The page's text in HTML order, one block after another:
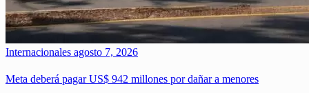
Internacionales agosto 7, 2026
Meta deberá pagar US$ 942 millones por dañar a menores